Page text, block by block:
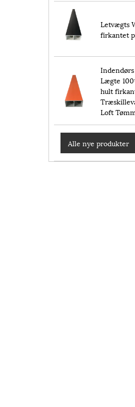
Letvægts
firkantet
Lægte
hult
Loft
Alle nye produkter